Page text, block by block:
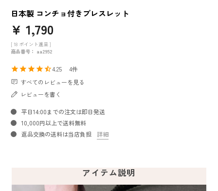
日本製 コンチョ付きブレスレット
¥ 1,790
[ 18 ポイント進呈 ]
商品番号
aa2952
4.25
4
すべてのレビューを見る
レビューを書く
平日14:00までの注文は即日発送
10,000円以上で送料無料
返品交換の送料は当店負担
詳細
アイテム説明